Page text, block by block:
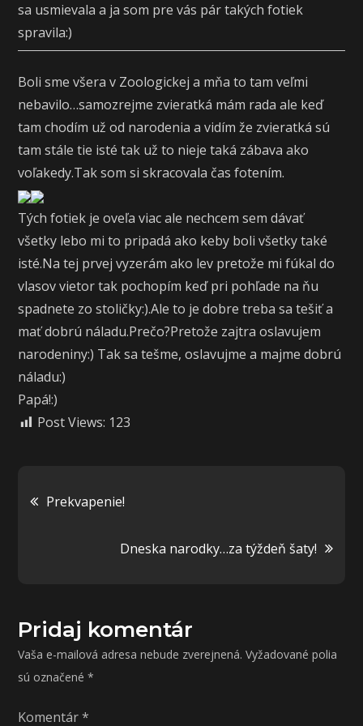
sa usmievala a ja som pre vás pár takých fotiek
spravila:)
Boli sme všera v Zoologickej a mňa to tam veľmi
nebavilo…samozrejme zvieratká mám rada ale keď
tam chodím už od narodenia a vidím že zvieratká sú
tam stále tie isté tak už to nieje taká zábava ako
voľakedy.Tak som si skracovala čas fotením.
Tých fotiek je oveľa viac ale nechcem sem dávať
všetky lebo mi to pripadá ako keby boli všetky také
isté.Na tej prvej vyzerám ako lev pretože mi fúkal do
vlasov vietor tak pochopím keď pri pohľade na ňu
spadnete zo stoličky:).Ale to je dobre treba sa tešiť a
mať dobrú náladu.Prečo?Pretože zajtra oslavujem
narodeniny:) Tak sa tešme, oslavujme a majme dobrú
náladu:)
Papá!:)
Post Views: 123
Navigácia
Prekvapenie!
Dneska narodky…za týždeň šaty!
Pridaj komentár
Vaša e-mailová adresa nebude zverejnená. Vyžadované polia
sú označené*
Komentár*